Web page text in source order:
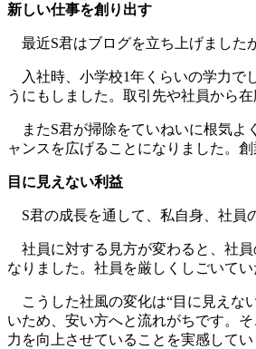
新しい仕事を創り出す
最近S君はブログを立ち上げました
入社時、小学校1年くらいの学力で
うにもしました。取引先や社員から
またS君が掃除をていねいに根気よ
ャンスを広げることになりました。
目に見えない利益
S君の成長を通して、私自身、社員
社員に対する見方が変わると、社員
なりました。社員を厳しくしごいて
こうした社風の変化は“目に見えな
いため、安い方へと流れがちです。
力を向上させていることを実感してい